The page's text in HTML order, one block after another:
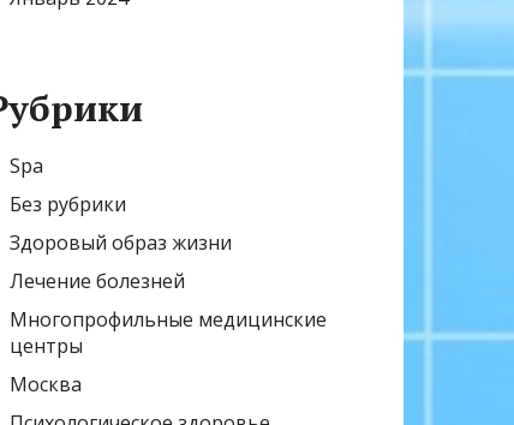
Spa
Без рубрики
Здоровый образ жизни
Лечение болезней
Многопрофильные медицинские
центры
Москва